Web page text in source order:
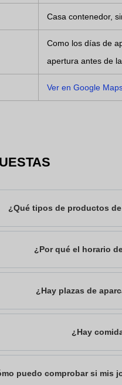
Casa contenedor,
Como los días de
apertura antes de
Ver en Google
¿Qué tipos de productos
¿Por qué el horario
¿Hay plazas de
¿Hay
puedo comprobar si mis